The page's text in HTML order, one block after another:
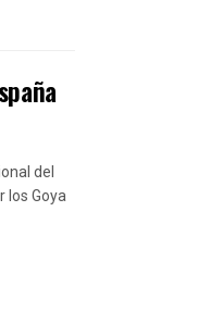
del
los Goya